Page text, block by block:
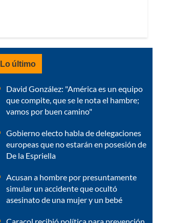
Lo último
David González: "América es un equipo
que compite, que se le nota el hambre;
vamos por buen camino"
Gobierno electo habla de delegaciones
europeas que no estarán en posesión de
De la Espriella
Acusan a hombre por presuntamente
simular un accidente que ocultó
asesinato de una mujer y un bebé